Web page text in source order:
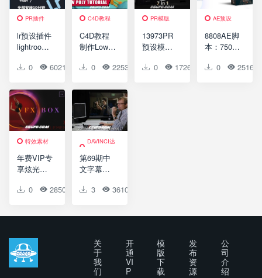
PR插件
lr预设插件
lightroom
预设+插件
新 一键安
装
0 6021 3 0
C4D教程
C4D教程
制作Low
模风格小
场景建模
渲染调色
教程(含工
程）
0 2253 0 0
PR模版
13973PR
预设模
字标题场
0 1726 1 0
AE预设
8808AE脚
本：750组
合成转场
0 2516
特效素材
年费VIP专
享炫光包
效调色AE
设带英文
0 2850 0 0
DAVINCI达
第69期中
文字幕翻
《DaVinci
级调色使
3 3610
关
于
我
们
开
通
VI
P
模
版
下
载
发
布
资
源
公
司
介
绍